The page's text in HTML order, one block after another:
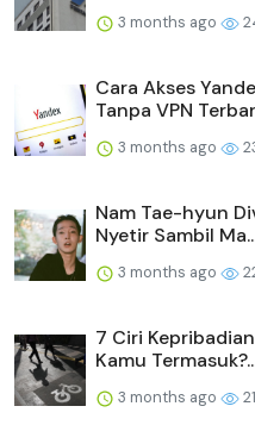
3 months ago
Cara Akses
Tanpa VPN
3 months ago
Nam Tae-hyun
Nyetir Sambil
3 months ago
7 Ciri
Kamu
3 months ago